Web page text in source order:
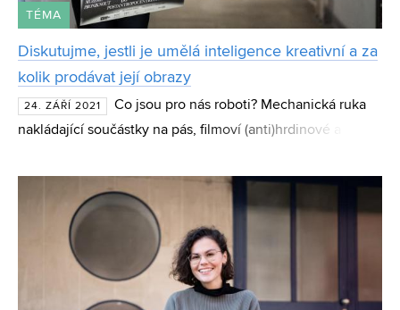
TÉMA
Diskutujme, jestli je umělá inteligence kreativní a za
kolik prodávat její obrazy
24. ZÁŘÍ 2021
Co jsou pro nás roboti? Mechanická ruka
nakládající součástky na pás, filmoví (anti)hrdinové a stroje
ale stroje vytvářet originální umění? Vním